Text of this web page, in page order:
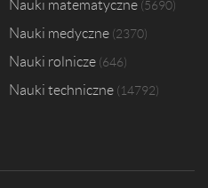
Nauki matematyczne 5690
Nauki medyczne 2370
Nauki rolnicze 646
Nauki techniczne 14792